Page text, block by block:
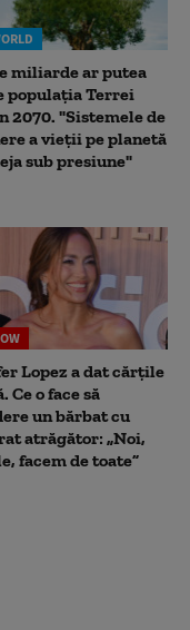
miliarde ar putea
populația Terrei
2070. "Sistemele de
a vieții pe planetă
sub presiune"
Lopez a dat cărțile
Ce o face să
un bărbat cu
atrăgător: „Noi,
facem de toate”